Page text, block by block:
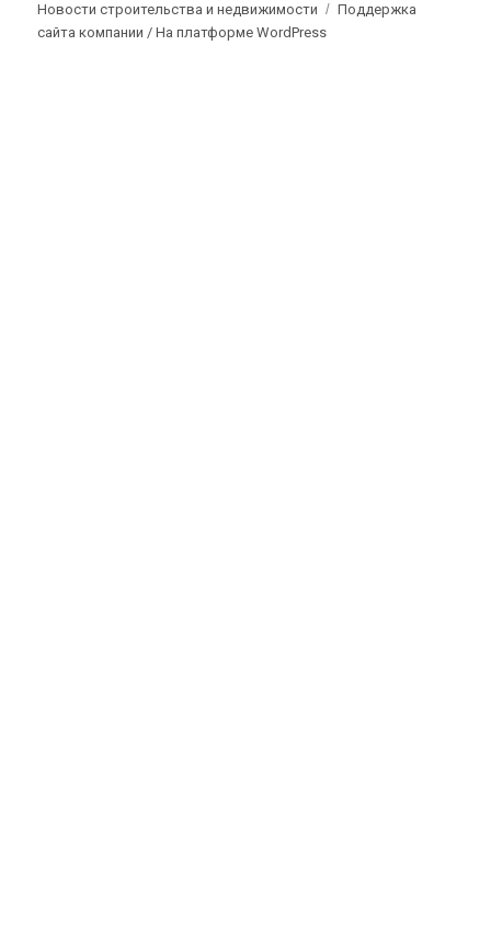
Новости строительства и недвижимости
Поддержка
сайта компании /На платформе WordPress